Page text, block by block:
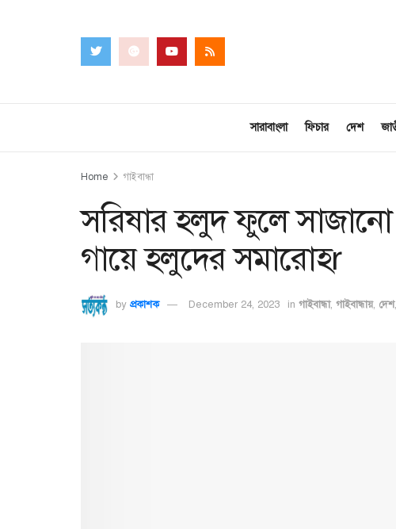
সারাবাংলা ফিচার দেশ
Home গাইবান্ধা
সরিষার হলুদ ফুলে সাজানো
গায়ে হলুদের সমারোহr
by প্রকাশক December 24, 2023 in গাইবান্ধা, গাইবান্ধায়, দেশ